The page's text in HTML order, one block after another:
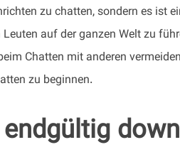
zu chatten, sondern es ist
auf der ganzen Welt zu
Chatten mit anderen
zu beginnen.